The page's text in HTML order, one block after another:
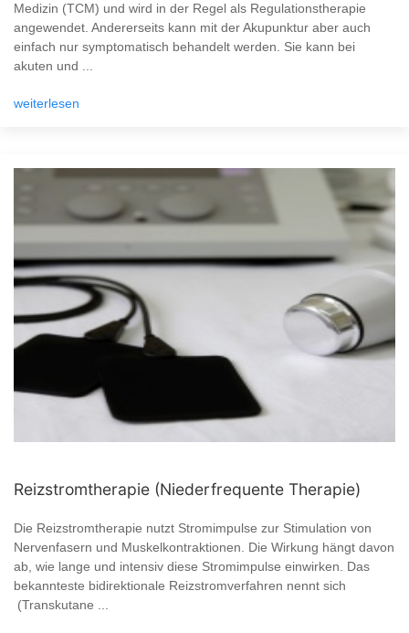
Medizin (TCM) und wird in der Regel als Regulationstherapie
angewendet. Andererseits kann mit der Akupunktur aber auch
einfach nur symptomatisch behandelt werden. Sie kann bei
akuten und ...
weiterlesen
Reizstromtherapie (Niederfrequente Therapie)
Die Reizstromtherapie nutzt Stromimpulse zur Stimulation von
Nervenfasern und Muskelkontraktionen. Die Wirkung hängt davon
ab, wie lange und intensiv diese Stromimpulse einwirken. Das
bekannteste bidirektionale Reizstromverfahren nennt sich
(Transkutane ...